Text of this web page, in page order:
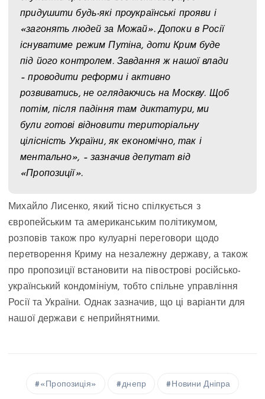
придушити будь-які проукраїнські прояви і
«загонять людей за Можай». Допоки в Росії
існуватиме режим Путіна, доти Крим буде
під його контролем. Завдання ж нашої влади
– проводити реформи і активно
розвиватись, не оглядаючись на Москву. Щоб
потім, після падіння там диктатури, ми
були готові відновити територіальну
цілісність України, як економічно, так і
ментально», – зазначив депутат від
«Пропозиції».
Михайло Лисенко, який тісно спілкується з
європейським та американським політикумом,
розповів також про кулуарні переговори щодо
перетворення Криму на незалежну державу, а також
про пропозиції встановити на півострові російсько-
український кондомініум, тобто спільне управління
Росії та України. Однак зазначив, що ці варіанти для
нашої держави є неприйнятними.
«Пропозиція» днепр Новини Дніпра